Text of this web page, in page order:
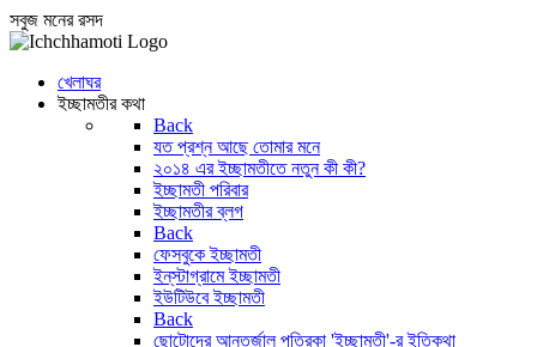
সবুজ মনের রসদ
খেলাঘর
ইচ্ছামতীর কথা
Back
যত প্রশ্ন আছে তোমার মনে
২০১৪ এর ইচ্ছামতীতে নতুন কী কী?
ইচ্ছামতী পরিবার
ইচ্ছামতীর ব্লগ
Back
ফেসবুকে ইচ্ছামতী
ইন্‌স্টাগ্রামে ইচ্ছামতী
ইউটিউবে ইচ্ছামতী
Back
ছোটোদের আন্তর্জাল পত্রিকা 'ইচ্ছামতী'-র ইতিকথা